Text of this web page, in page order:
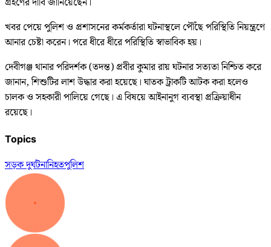
খবর পেয়ে পুলিশ ও প্রশাসনের কর্মকর্তারা ঘটনাস্থলে পৌঁছে পরিস্থিতি নিয়ন্ত্রণে
আনার চেষ্টা করেন। পরে ধীরে ধীরে পরিস্থিতি স্বাভাবিক হয়।
দেবীগঞ্জ থানার পরিদর্শক (তদন্ত) প্রবীর কুমার রায় ঘটনার সত্যতা নিশ্চিত করে
জানান, শিশুটির লাশ উদ্ধার করা হয়েছে। ঘাতক ট্রাকটি আটক করা হলেও
চালক ও সহকারী পালিয়ে গেছে। এ বিষয়ে আইনানুগ ব্যবস্থা প্রক্রিয়াধীন
রয়েছে।
Topics
সড়ক দুর্ঘটনানিহতপুলিশ